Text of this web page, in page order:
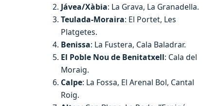
Jávea/Xàbia: La Grava, La Granadella.
Teulada-Moraira: El Portet, Les
Platgetes.
Benissa: La Fustera, Cala Baladrar.
El Poble Nou de Benitatxell: Cala del
Moraig.
Calpe: La Fossa, El Arenal Bol, Cantal
Roig.